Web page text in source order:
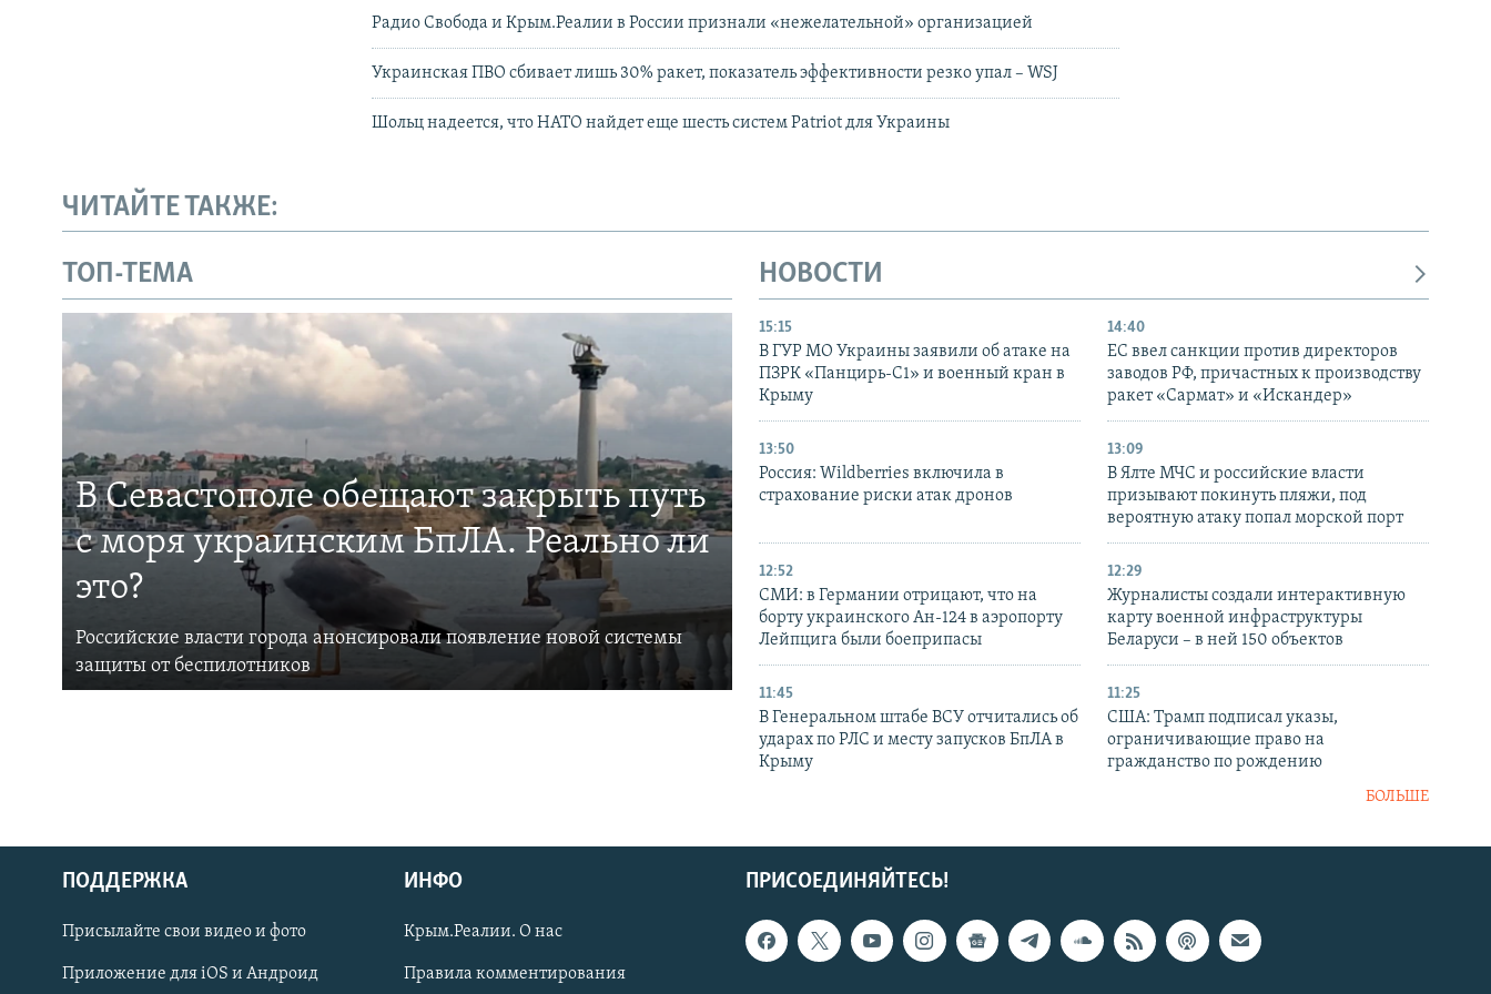
Українською
Qırımtatar
Радио Свобода и Крым.Реалии в России признали «нежелательной» организацией
Украинская ПВО сбивает лишь 30% ракет, показатель эффективности резко упал – WSJ
Шольц надеется, что НАТО найдет еще шесть систем Patriot для Украины
ЧИТАЙТЕ ТАКЖЕ:
ТОП-ТЕМА
В Севастополе обещают закрыть путь
с моря украинским БпЛА. Реально ли
это?
Российские власти города анонсировали появление новой системы
защиты от беспилотников
НОВОСТИ
15:15
В ГУР МО Украины заявили об атаке на
ПЗРК «Панцирь-С1» и военный кран в
Крыму
14:40
ЕС ввел санкции против директоров
заводов РФ, причастных к производству
ракет «Сармат» и «Искандер»
13:50
Россия: Wildberries включила в
страхование риски атак дронов
13:09
В Ялте МЧС и российские власти
призывают покинуть пляжи, под
вероятную атаку попал морской порт
12:52
СМИ: в Германии отрицают, что на
борту украинского Ан-124 в аэропорту
Лейпцига были боеприпасы
12:29
Журналисты создали интерактивную
карту военной инфраструктуры
Беларуси – в ней 150 объектов
11:45
В Генеральном штабе ВСУ отчитались об
ударах по РЛС и месту запусков БпЛА в
Крыму
11:25
США: Трамп подписал указы,
ограничивающие право на
гражданство по рождению
БОЛЬШЕ
ПРИСОЕДИНЯЙТЕСЬ!
ПОДДЕРЖКА
Присылайте свои видео и фото
Приложение для iOS и Андроид
ИНФО
Крым.Реалии. О нас
Правила комментирования